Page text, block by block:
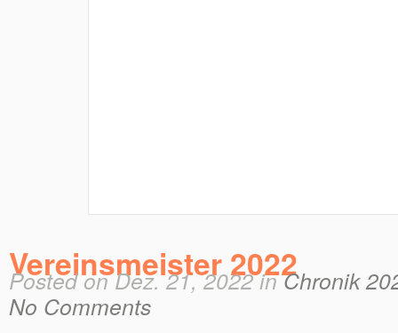
Vereinsmeister 2022
Posted on Dez. 21, 2022 inChronik
No Comments